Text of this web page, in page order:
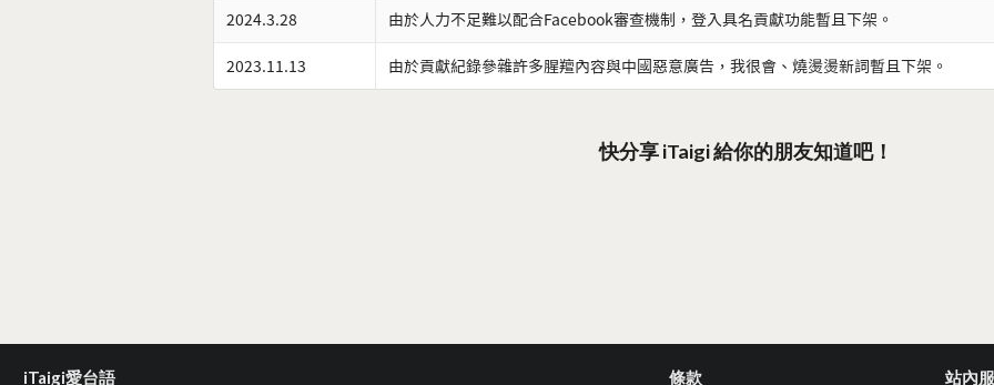
2024.3.28 由於人力不足難以配合Facebook審查機制，登入具名貢獻功能暫且下架。
2023.11.13 由於貢獻紀錄參雜許多腥羶內容與中國惡意廣告，我很會、燒燙燙新詞暫且下架。
快分享 iTaigi 給你的朋友知道吧！
iTaigi愛台語 條款 站內